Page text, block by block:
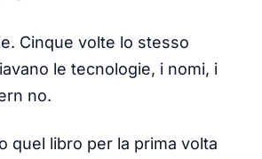
Cinque volte lo stesso
le tecnologie, i nomi, i
no.
quel libro per la prima volta